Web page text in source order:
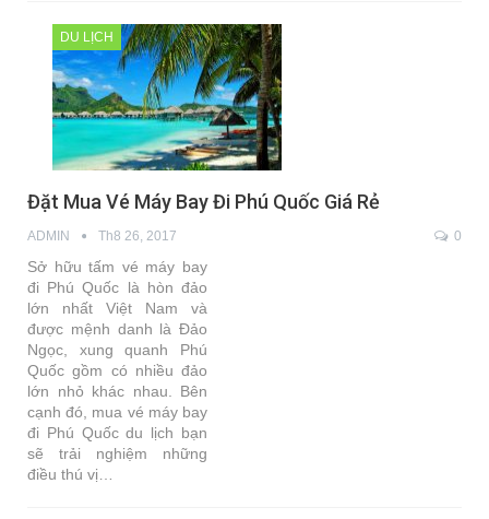
DU LỊCH
Đặt Mua Vé Máy Bay Đi Phú Quốc Giá Rẻ
ADMIN Th8 26, 2017 0
Sở hữu tấm vé máy bay
đi Phú Quốc là hòn đảo
lớn nhất Việt Nam và
được mệnh danh là Đảo
Ngọc, xung quanh Phú
Quốc gồm có nhiều đảo
lớn nhỏ khác nhau. Bên
cạnh đó, mua vé máy bay
đi Phú Quốc du lịch bạn
sẽ trải nghiệm những
điều thú vị…